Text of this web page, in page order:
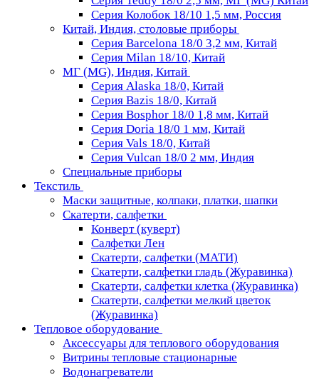
Серия Колобок 18/10 1,5 мм, Россия
Китай, Индия, столовые приборы
Серия Barcelona 18/0 3,2 мм, Китай
Серия Milan 18/10, Китай
МГ (MG), Индия, Китай
Серия Alaska 18/0, Китай
Серия Bazis 18/0, Китай
Серия Bosphor 18/0 1,8 мм, Китай
Серия Doria 18/0 1 мм, Китай
Серия Vals 18/0, Китай
Серия Vulcan 18/0 2 мм, Индия
Специальные приборы
Текстиль
Маски защитные, колпаки, платки, шапки
Скатерти, салфетки
Конверт (куверт)
Салфетки Лен
Скатерти, салфетки (МАТИ)
Скатерти, салфетки гладь (Журавинка)
Скатерти, салфетки клетка (Журавинка)
Скатерти, салфетки мелкий цветок
(Журавинка)
Тепловое оборудование
Аксессуары для теплового оборудования
Витрины тепловые стационарные
Водонагреватели